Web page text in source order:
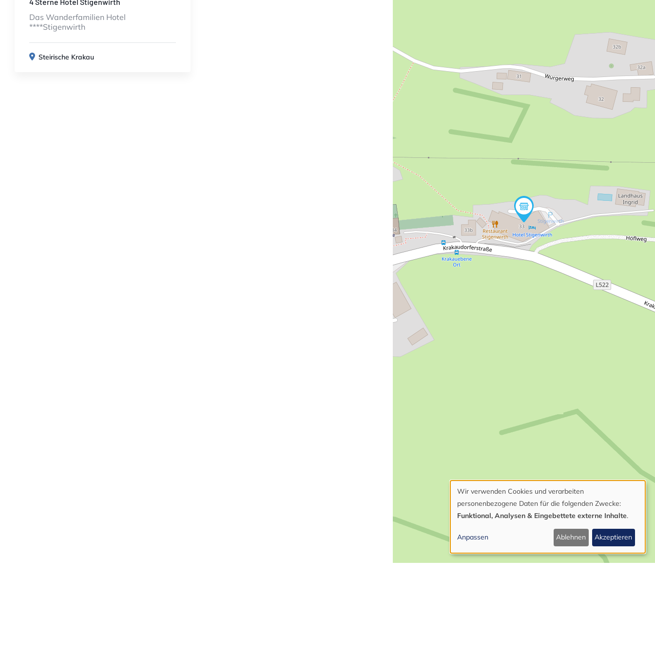
Das Wanderfamilien Hotel
****Stigenwirth
Steirische Krakau
Verwendung
von
personenbezogenen
und
Wir verwenden Cookies und verarbeiten
personenbezogene Daten für die folgenden Zwecke:
Funktional, Analysen & Eingebettete externe Inhalte.
Anpassen Ablehnen Akzeptieren